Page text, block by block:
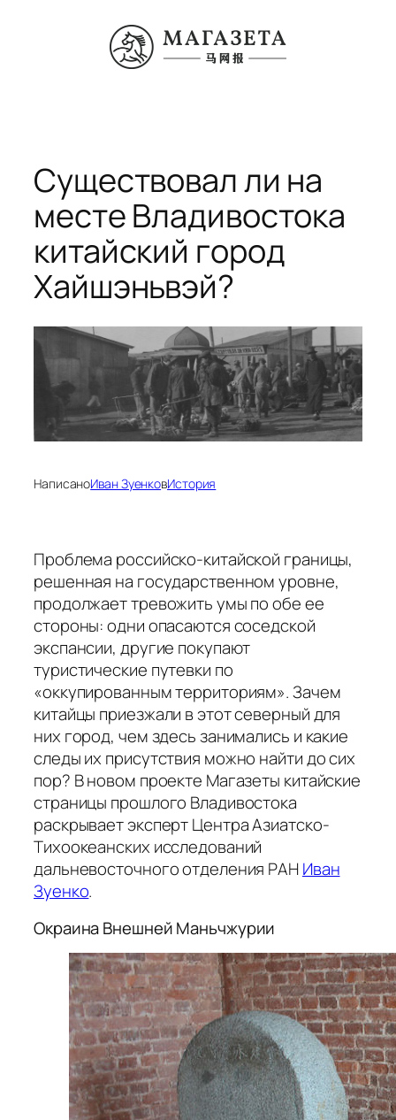
содержимому
Существовал ли на
месте Владивостока
китайский город
Хайшэньвэй?
НаписаноИван ЗуенковИстория
Проблема российско-китайской границы,
решенная на государственном уровне,
продолжает тревожить умы по обе ее
стороны: одни опасаются соседской
экспансии, другие покупают
туристические путевки по
«оккупированным территориям». Зачем
китайцы приезжали в этот северный для
них город, чем здесь занимались и какие
следы их присутствия можно найти до сих
пор? В новом проекте Магазеты китайские
страницы прошлого Владивостока
раскрывает эксперт Центра Азиатско-
Тихоокеанских исследований
дальневосточного отделения РАНИван
Зуенко.
Окраина Внешней Маньчжурии